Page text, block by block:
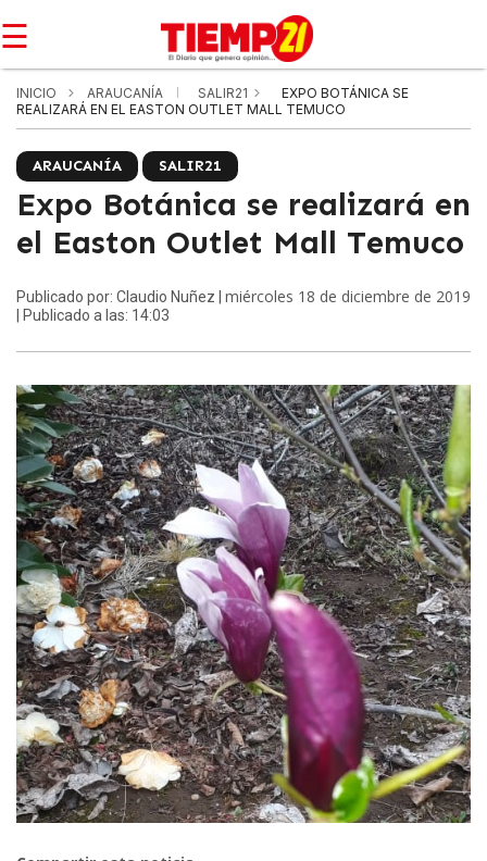
☰
INICIO ARAUCANÍA SALIR21
EXPO BOTÁNICA SE
REALIZARÁ EN EL EASTON OUTLET MALL TEMUCO
ARAUCANÍA SALIR21
Expo Botánica se realizará en
el Easton Outlet Mall Temuco
Publicado por: Claudio Nuñez | miércoles 18 de diciembre de 2019
| Publicado a las: 14:03